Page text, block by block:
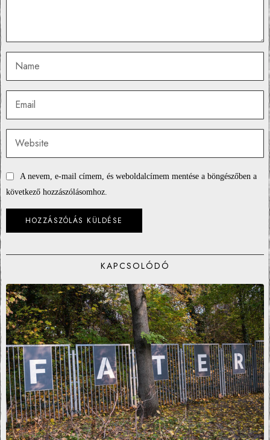
A nevem, e-mail címem, és weboldalcímem mentése a böngészőben a
következő hozzászólásomhoz.
KAPCSOLÓDÓ